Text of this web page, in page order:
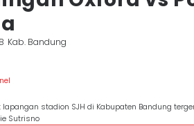
Kab. Bandung
stadion SJH di Kabupaten Bandung
Sutrisno